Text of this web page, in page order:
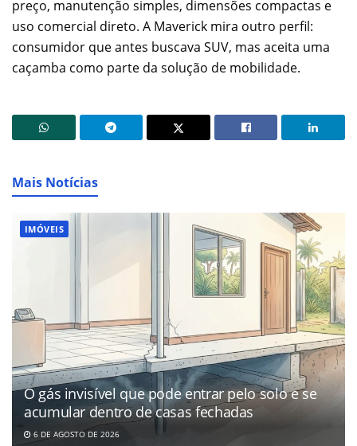
preço, manutenção simples, dimensões compactas e
uso comercial direto. A Maverick mira outro perfil:
consumidor que antes buscava SUV, mas aceita uma
caçamba como parte da solução de mobilidade.
Mais Notícias
IMÓVEIS
O gás invisível que pode entrar pelo solo e se
acumular dentro de casas fechadas
6 DE AGOSTO DE 2026